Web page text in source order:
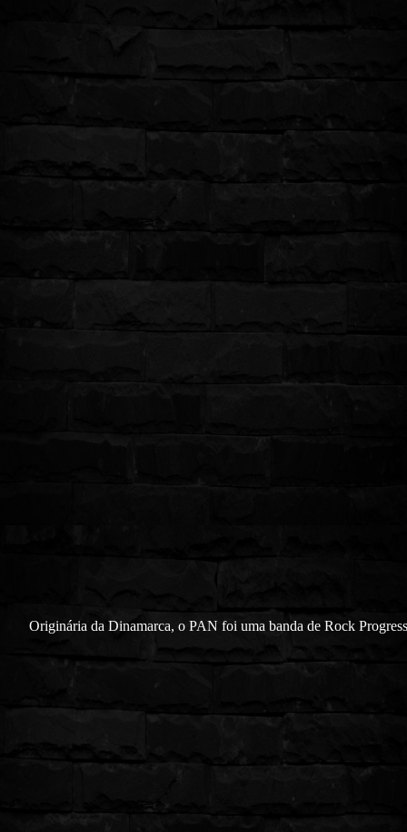
Originária da Dinamarca, o PAN foi uma banda de Rock